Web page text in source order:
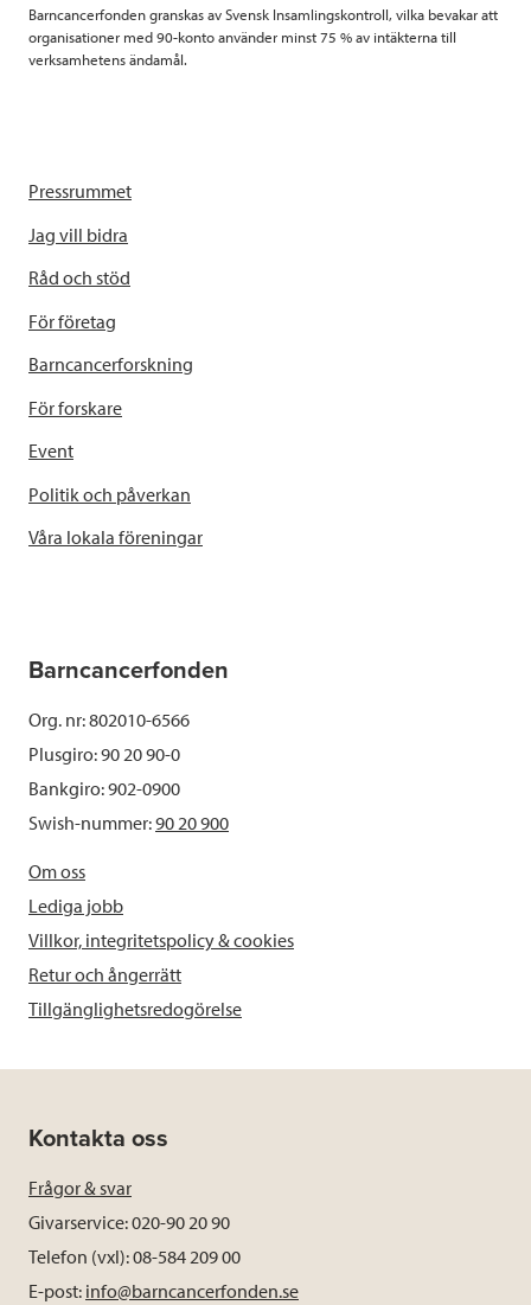
Barncancerfonden granskas av Svensk Insamlingskontroll, vilka bevakar att
organisationer med 90-konto använder minst 75 % av intäkterna till
verksamhetens ändamål.
Pressrummet
Jag vill bidra
Råd och stöd
För företag
Barncancerforskning
För forskare
Event
Politik och påverkan
Våra lokala föreningar
Barncancerfonden
Org. nr: 802010-6566
Plusgiro: 90 20 90-0
Bankgiro: 902-0900
Swish-nummer:90 20 900
Om oss
Lediga jobb
Villkor, integritetspolicy & cookies
Retur och ångerrätt
Tillgänglighetsredogörelse
Kontakta oss
Frågor & svar
Givarservice: 020-90 20 90
Telefon (vxl): 08-584 209 00
E-post: info@barncancerfonden.se